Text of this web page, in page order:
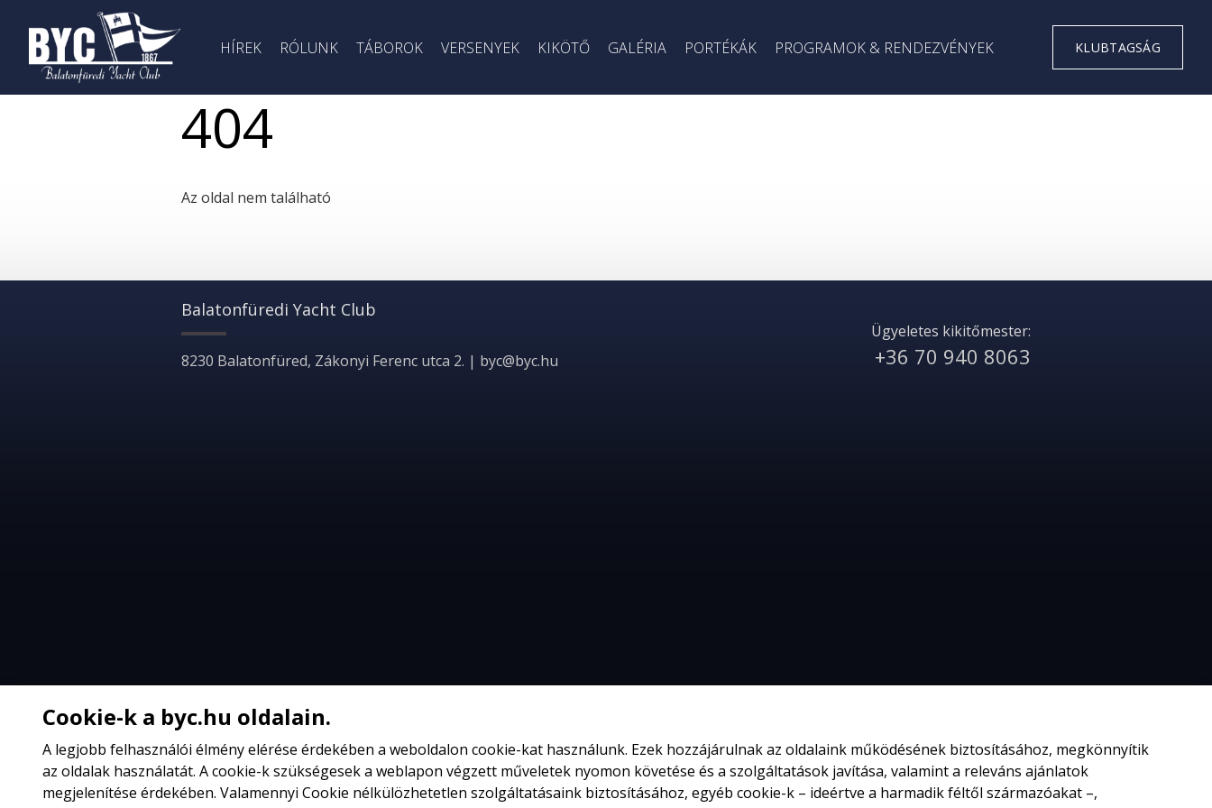
HÍREK RÓLUNK TÁBOROK VERSENYEK KIKÖTŐ GALÉRIA PORTÉKÁK PROGRAMOK & RENDEZVÉNYEK KLUBTAGSÁG
404
Az oldal nem található
Balatonfüredi Yacht Club
8230 Balatonfüred, Zákonyi Ferenc utca 2. | byc@byc.hu
Ügyeletes kikitőmester:
+36 70 940 8063
Cookie-k a byc.hu oldalain.
A legjobb felhasználói élmény elérése érdekében a weboldalon cookie-kat használunk. Ezek hozzájárulnak az oldalaink működésének biztosításához, megkönnyítik
az oldalak használatát. A cookie-k szükségesek a weblapon végzett műveletek nyomon követése és a szolgáltatások javítása, valamint a releváns ajánlatok
megjelenítése érdekében. Valamennyi Cookie nélkülözhetetlen szolgáltatásaink biztosításához, egyéb cookie-k – ideértve a harmadik féltől származóakat –,